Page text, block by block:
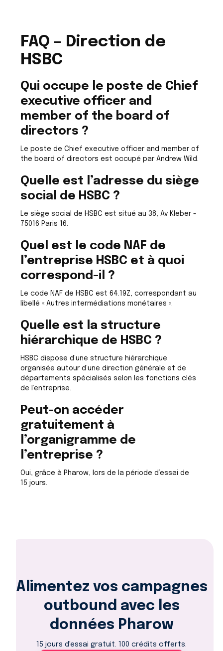
FAQ – Direction de
HSBC
Qui occupe le poste de Chief
executive officer and
member of the board of
directors ?
Le poste de Chief executive officer and member of
the board of directors est occupé par Andrew Wild.
Quelle est l’adresse du siège
social de HSBC ?
Le siège social de HSBC est situé au 38, Av Kleber -
75016 Paris 16.
Quel est le code NAF de
l’entreprise HSBC et à quoi
correspond-il ?
Le code NAF de HSBC est 64.19Z, correspondant au
libellé « Autres intermédiations monétaires ».
Quelle est la structure
hiérarchique de HSBC ?
HSBC dispose d’une structure hiérarchique
organisée autour d’une direction générale et de
départements spécialisés selon les fonctions clés
de l’entreprise.
Peut-on accéder
gratuitement à
l’organigramme de
l’entreprise ?
Oui, grâce à Pharow, lors de la période d’essai de
15 jours.
Alimentez vos campagnes
outbound avec les
données Pharow
15 jours d'essai gratuit. 100 crédits offerts.